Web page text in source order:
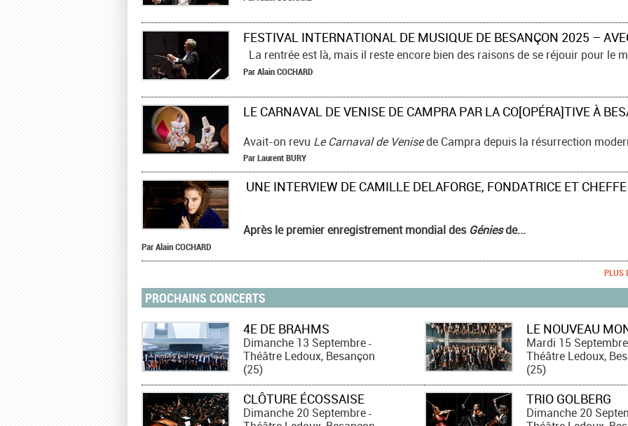
La rentrée est là, mais il reste encore bien des raisons de se réjouir pour le
ParAlainCOCHARD
Avait-on revu Le Carnaval de Venisede Campra depuis la résurrection
ParLaurentBURY
Après le premier enregistrement mondial des Géniesde...
ParAlainCOCHARD
PLUS
PROCHAINS CONCERTS
4E DE BRAHMS
Dimanche 13 Septembre -
Théâtre Ledoux, Besançon
(25)
LE NOUVEAU
Mardi 15 Septembre
Théâtre Ledoux,
(25)
CLÔTURE ÉCOSSAISE
Dimanche 20 Septembre -
TRIO GOLBERG
Dimanche 20